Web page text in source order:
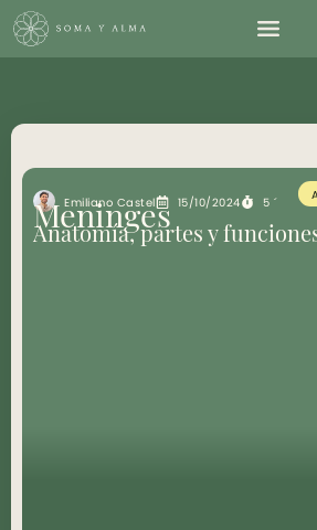
Emiliano Castel 15/10/2024 5 ´
Meninges
Anatomía, partes y